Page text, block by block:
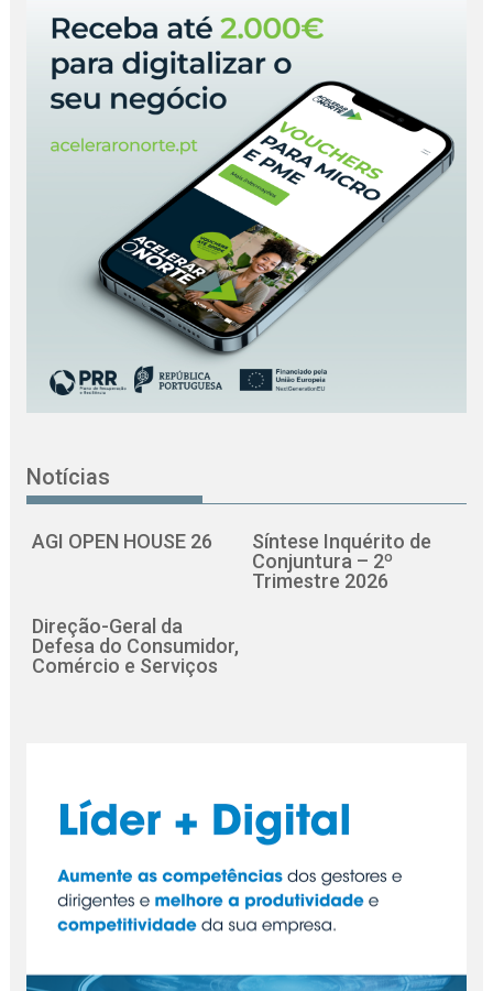
Notícias
AGI OPEN HOUSE 26
Síntese Inquérito de
Conjuntura – 2º
Trimestre 2026
Direção-Geral da
Defesa do Consumidor,
Comércio e Serviços